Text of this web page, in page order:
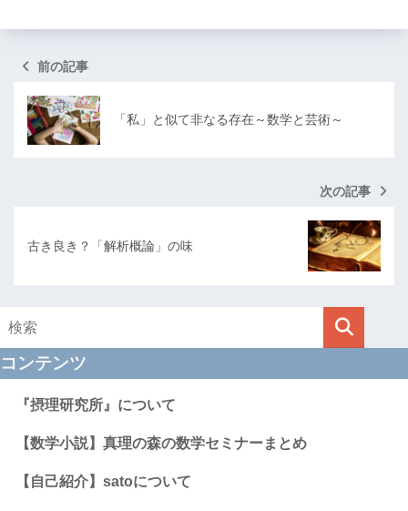
前の記事
「私」と似て非なる存在～数学と芸術～
次の記事
古き良き？「解析概論」の味
コンテンツ
『摂理研究所』について
【数学小説】真理の森の数学セミナーまとめ
【自己紹介】satoについて